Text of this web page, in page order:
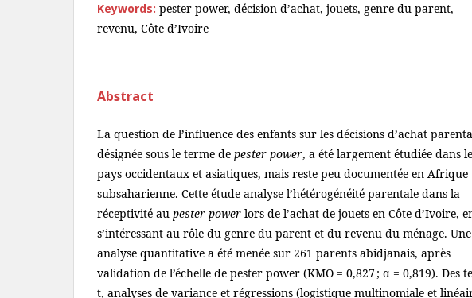
Keywords: pester power, décision d’achat, jouets, genre du parent,
revenu, Côte d’Ivoire
Abstract
La question de l’influence des enfants sur les décisions d’achat
désignée sous le terme de pester power, a été largement étudiée dans
pays occidentaux et asiatiques, mais reste peu documentée en Afrique
subsaharienne. Cette étude analyse l’hétérogénéité parentale dans la
réceptivité au pester power lors de l’achat de jouets en Côte d’Ivoire,
s’intéressant au rôle du genre du parent et du revenu du ménage. Une
analyse quantitative a été menée sur 261 parents abidjanais, après
validation de l’échelle de pester power (KMO = 0,827 ; α = 0,819). Des
t, analyses de variance et régressions (logistique multinomiale et